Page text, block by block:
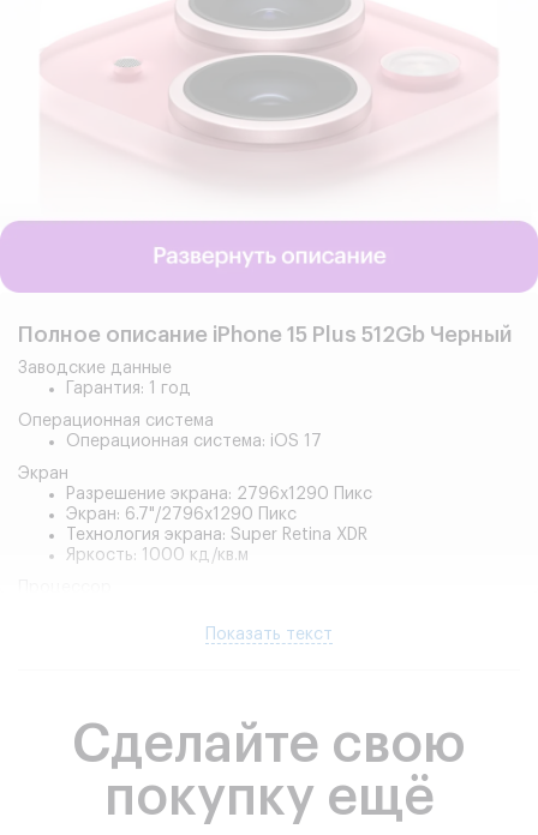
Полное описание iPhone 15 Plus 512Gb Черный
Заводские данные
Гарантия: 1 год
Операционная система
Операционная система: iOS 17
Экран
Разрешение экрана: 2796x1290 Пикс
Экран: 6.7"/2796x1290 Пикс
Технология экрана: Super Retina XDR
Яркость: 1000 кд/кв.м
Количество ядер: 6
Количество основных камер: 2 шт
Основная камера МПикс: 48/12
Оптический зум на увеличение (x): 2
Оптический зум на уменьшение (x): 0.5
Показать текст
Сделайте свою
покупку ещё